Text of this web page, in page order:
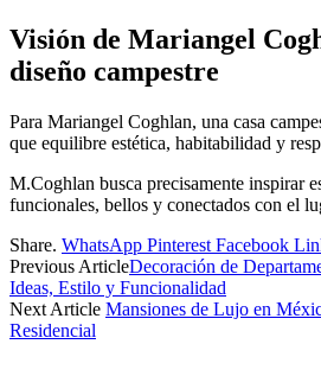
Visión de Mariangel
diseño campestre
Para Mariangel Coghlan, una casa
que equilibre estética, habitabilidad y
M.Coghlan busca precisamente inspirar
funcionales, bellos y conectados con el
Share. WhatsApp Pinterest Facebook
Previous ArticleDecoración de
Ideas, Estilo y Funcionalidad
Next Article Mansiones de Lujo en
Residencial